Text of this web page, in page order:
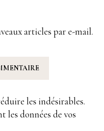
articles par e-mail.
les indésirables.
les données de vos